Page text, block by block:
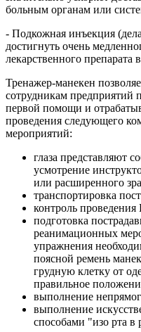
больным органам или
- Подкожная инъекция
достигнуть очень
лекарственного препарата
Тренажер-манекен
сотрудникам предприятий
первой помощи и
проведения следующего
мероприятий:
глаза представляют
усмотрение
или расширенного
транспортировка
контроль
подготовка
реанимационных
упражнения
поясной ремень
грудную клетку от
правильное
выполнение
выполнение
способами "изо рта в